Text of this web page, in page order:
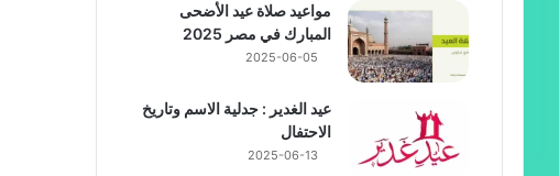
مواعيد صلاة عيد الأضحى
المبارك في مصر 2025
2025-06-05
عيد الغدير : جدلية الاسم وتاريخ
الاحتفال
2025-06-13